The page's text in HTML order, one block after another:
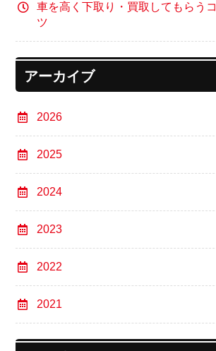
車を高く下取り・買取してもらうコ
ツ
アーカイブ
2026
2025
2024
2023
2022
2021